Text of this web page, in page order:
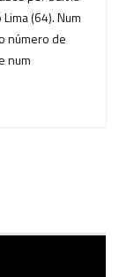
(64). Num
número de
num